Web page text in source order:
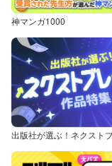
神マンガ1000